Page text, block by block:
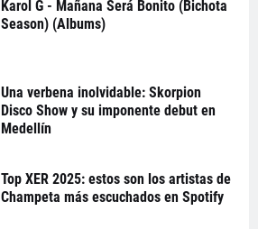
Karol G - Mañana Será Bonito (Bichota
Season) (Albums)
Una verbena inolvidable: Skorpion
Disco Show y su imponente debut en
Medellín
Top XER 2025: estos son los artistas de
Champeta más escuchados en Spotify